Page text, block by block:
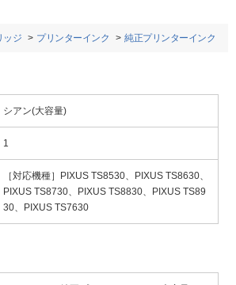
ッジ プリンターインク 純正プリンターインク
シアン(大容量)
1
［対応機種］PIXUS TS8530、PIXUS TS8630、
PIXUS TS8730、PIXUS TS8830、PIXUS TS89
30、PIXUS TS7630